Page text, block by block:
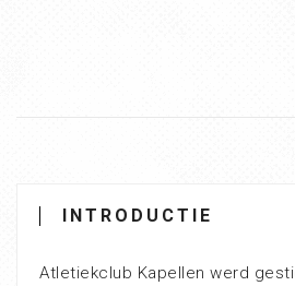
INTRODUCTIE
Atletiekclub Kapellen werd